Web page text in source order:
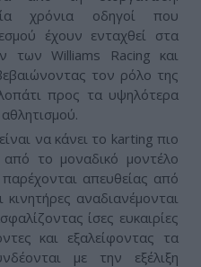
χρόνια οδηγοί που
έχουν ενταχθεί στα
των Williams Racing και
τον ρόλο της
προς τα υψηλότερα
να κάνει το karting πιο
το μοναδικό μοντέλο
απευθείας από
αναδιανέμονται
ίσες ευκαιρίες
και εξαλείφοντας τα
με την εξέλιξη